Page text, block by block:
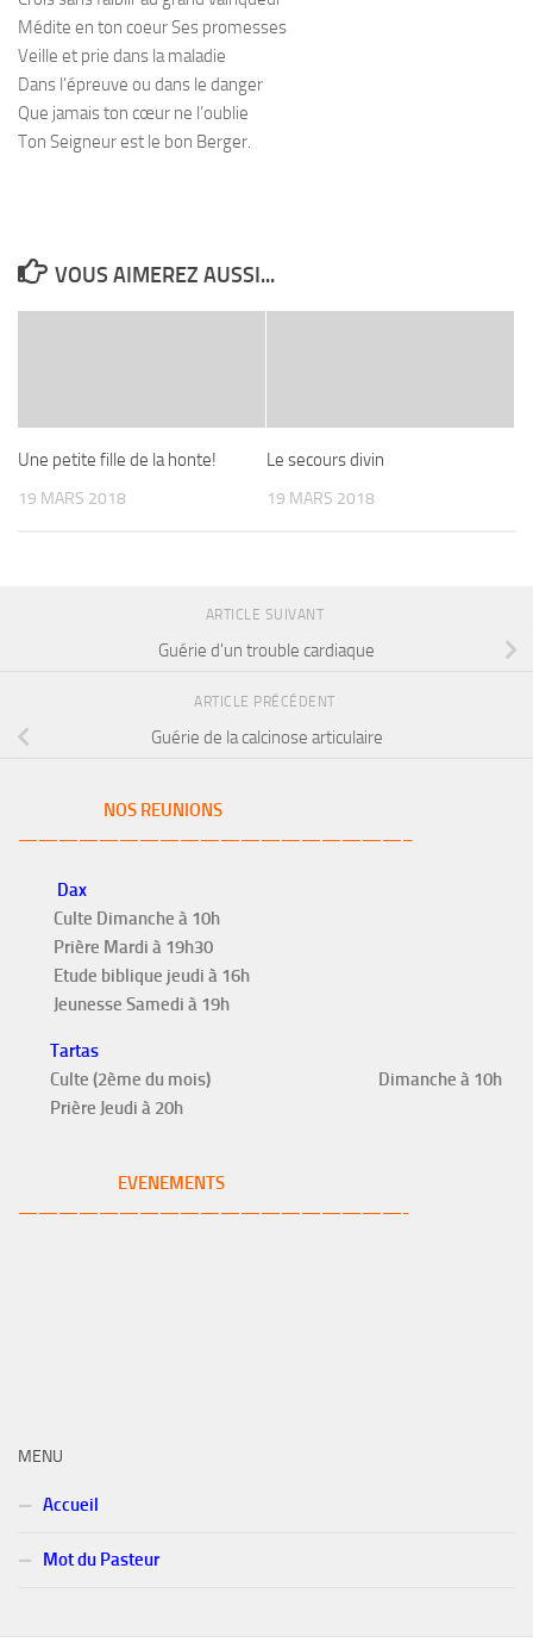
Médite en ton coeur Ses promesses
Veille et prie dans la maladie
Dans l’épreuve ou dans le danger
Que jamais ton cœur ne l’oublie
Ton Seigneur est le bon Berger.
VOUS AIMEREZ AUSSI...
Une petite fille de la honte!
19 MARS 2018
Le secours divin
19 MARS 2018
ARTICLE SUIVANT
Guérie d'un trouble cardiaque
ARTICLE PRÉCÉDENT
Guérie de la calcinose articulaire
NOS REUNIONS
———————————————————–
Dax
Culte Dimanche à 10h
Prière Mardi à 19h30
Etude biblique jeudi à 16h
Jeunesse Samedi à 19h
Tartas
Culte (2ème du mois) Dimanche à 10h
Prière Jeudi à 20h
EVENEMENTS
———————————————————-
MENU
Accueil
Mot du Pasteur